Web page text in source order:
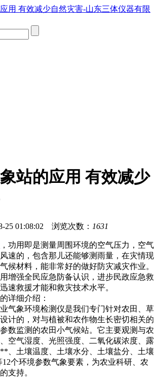
站的应用 有效减少
25 01:08:02 浏览次数： 1631
，功用即是测量周围环境的空气压力，空气
速的，包含那儿还能够测雨量，在灾情现
候材料，能非常好的做好防灾减灾作业。
增强全民应急防备认识，进步民政应急救
速救援才能和救灾技术水平。
细介绍：
象环境检测仪是我们专门针对农田、草
计的，对与植被和农作物生长密切相关的
数监测的农田小气候站。它主要观测与农
空气湿度、光照强度、二氧化碳浓度、露
、土壤温度、土壤水分、土壤盐分、土壤
个环境参数气象要素，为农业科研、农
支持。